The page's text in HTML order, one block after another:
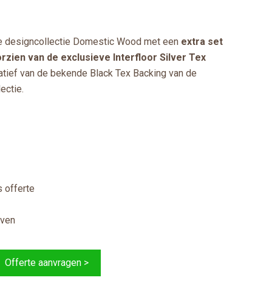
designcollectie Domestic Wood met een extra set
van de exclusieve Interfloor Silver Tex
van de bekende Black Tex Backing van de
offerte
Offerte aanvragen >